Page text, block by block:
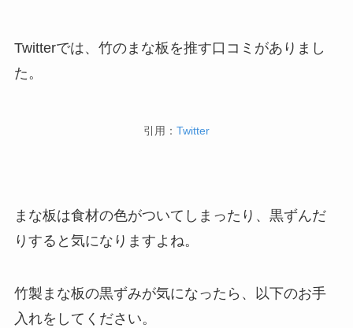
Twitterでは、竹のまな板を推す口コミがありまし
た。
引用： Twitter
まな板は食材の色がついてしまったり、黒ずんだ
りすると気になりますよね。
竹製まな板の黒ずみが気になったら、以下のお手
入れをしてください。